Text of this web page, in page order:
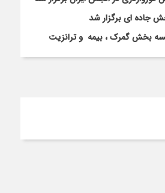
ای برگزار شد
بخش گمرک ، بیمه و ترانزیت